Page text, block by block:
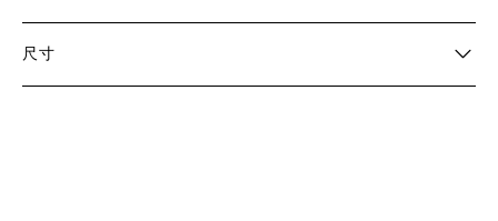
尺寸